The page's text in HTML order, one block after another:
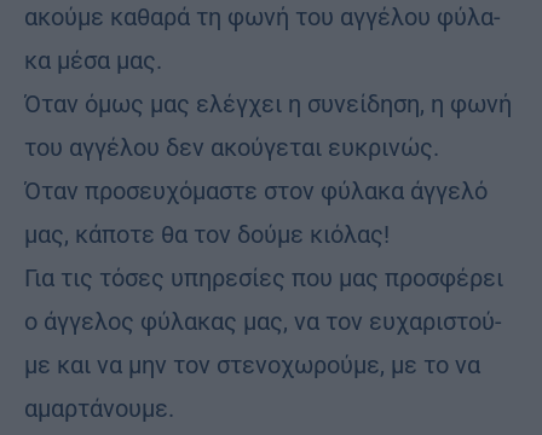
ακού­με κα­θα­ρά τη φωνή του αγ­γέ­λου φύ­λα­
κα μέσα μας.
Όταν όμως μας ελέγ­χει η συ­νεί­δη­ση, η φωνή
του αγ­γέ­λου δεν ακού­γε­ται ευ­κρι­νώς.
Όταν προ­σευ­χό­μα­στε στον φύ­λα­κα άγ­γε­λό
μας, κά­πο­τε θα τον δού­με κιό­λας!
Για τις τό­σες υπη­ρε­σί­ες που μας προ­σφέ­ρει
ο άγ­γε­λος φύ­λα­κας μας, να τον ευ­χα­ρι­στού­
με και να μην τον στε­νο­χω­ρού­με, με το να
αμαρ­τά­νου­με.